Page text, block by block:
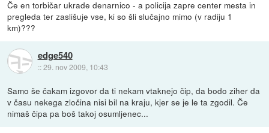
Če en torbičar ukrade denarnico - a policija zapre center mesta in
pregleda ter zaslišuje vse, ki so šli slučajno mimo (v radiju 1
km)???
edge540
::29. nov 2009, 10:43
Samo še čakam izgovor da ti nekam vtaknejo čip, da bodo ziher da
v času nekega zločina nisi bil na kraju, kjer se je le ta zgodil. Če
nimaš čipa pa boš takoj osumljenec...